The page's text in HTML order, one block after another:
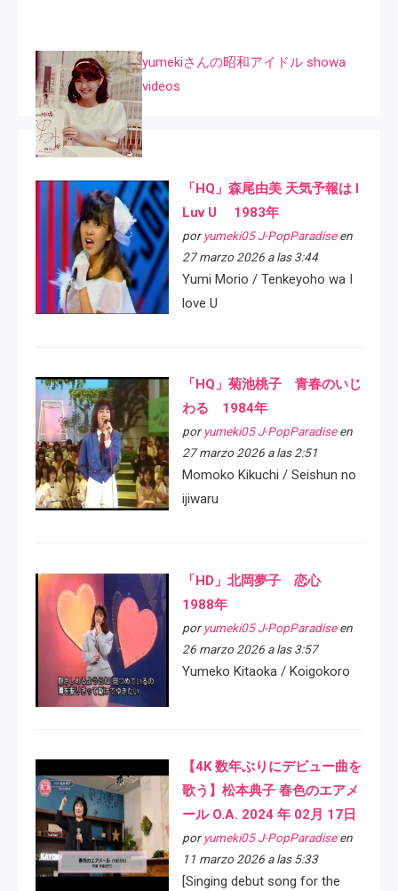
yumekiさんの昭和アイドル showa
videos
「HQ」森尾由美 天気予報は I
Luv U 1983年
por yumeki05 J-PopParadiseen
27 marzo 2026 a las 3:44
Yumi Morio / Tenkeyoho wa I
love U
「HQ」菊池桃子 青春のいじ
わる 1984年
por yumeki05 J-PopParadiseen
27 marzo 2026 a las 2:51
Momoko Kikuchi / Seishun no
ijiwaru
「HD」北岡夢子 恋心
1988年
por yumeki05 J-PopParadiseen
26 marzo 2026 a las 3:57
Yumeko Kitaoka / Koigokoro
【4K 数年ぶりにデビュー曲を
歌う】松本典子 春色のエアメ
ール O.A. 2024 年 02月 17日
por yumeki05 J-PopParadiseen
11 marzo 2026 a las 5:33
[Singing debut song for the